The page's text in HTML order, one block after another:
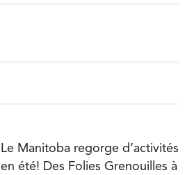
Le Manitoba regorge d’activités
en été! Des Folies Grenouilles à